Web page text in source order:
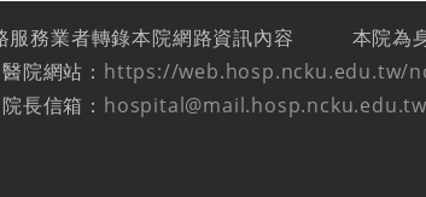
服務業者轉錄本院網路資訊內容
本院為
醫院網站： https://web.hosp.ncku.edu.tw/
院長信箱： hospital@mail.hosp.ncku.edu.tw